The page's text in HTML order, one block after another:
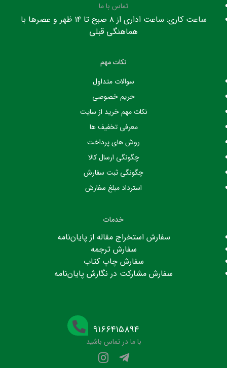
تماس با ما
ساعت کاری: ساعت اداری از ۸ صبح تا ۱۴ ظهر و عصرها با
هماهنگی قبلی
نکات مهم
سوالات متداول
حریم خصوصی
نکات مهم خرید از سایت
معرفی تخفیف ها
روش های پرداخت
چگونگی ارسال کالا
چگونگی ثبت سفارش
استرداد مبلغ سفارش
خدمات
سفارش استخراج مقاله از پایان‌نامه
سفارش ترجمه
سفارش چاپ کتاب
سفارش مشارکت در نگارش پایان‌نامه
۹۱۶۶۴۱۵۸۹۴
با ما در تماس باشید